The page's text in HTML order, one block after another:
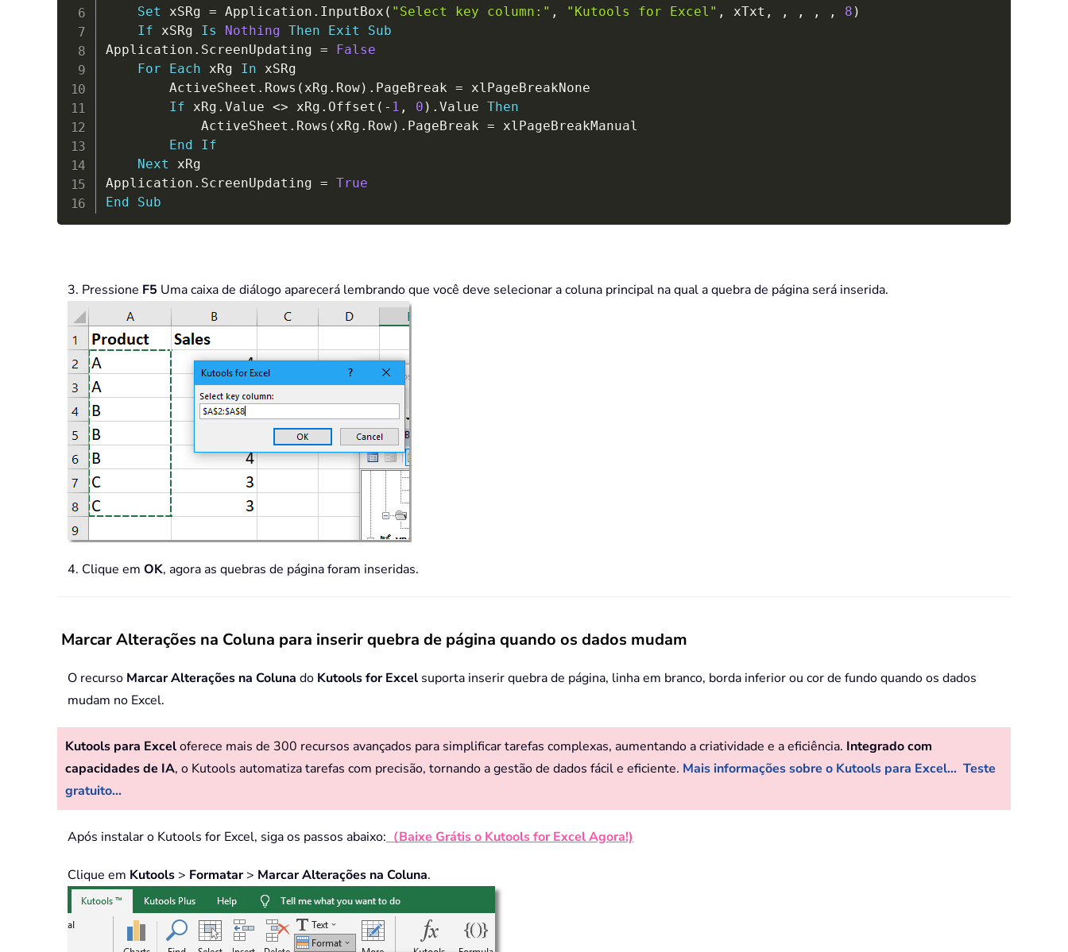
Set xSRg = Application . InputBox ( "Select key column:" , "Kutools for Excel" , xTxt , , , , , 8 )
If xSRg Is Nothing Then Exit
Sub
Application . ScreenUpdating =
False
For
Each xRg In xSRg
        ActiveSheet
. Rows ( xRg . Row) . PageBreak = xlPageBreakNone
If xRg . Value <> xRg . Offset ( - 1 , 0 ) . Value Then
            ActiveSheet
. Rows ( xRg . Row) . PageBreak = xlPageBreakManual
End
If
Next xRg
Application . ScreenUpdating = True
End
Sub
3. Pressione F5 Uma caixa de diálogo aparecerá lembrando que você deve selecionar a coluna principal na qual a quebra de página será inserida.
4. Clique em OK, agora as quebras de página foram inseridas.
Marcar Alterações na Coluna para inserir quebra de página quando os dados mudam
O recurso Marcar Alterações na Coluna do Kutools for Excel suporta inserir quebra de página, linha em branco, borda inferior ou cor de fundo quando os dados
mudam no Excel.
Kutools para Exceloferece mais de 300 recursos avançados para simplificar tarefas complexas, aumentando a criatividade e a eficiência. Integrado com
capacidades de IA, o Kutools automatiza tarefas com precisão, tornando a gestão de dados fácil e eficiente. Mais informações sobre o Kutools para Excel... Teste
gratuito...
Após instalar o Kutools for Excel, siga os passos abaixo: （Baixe Grátis o Kutools for Excel Agora!)
Clique em Kutools > Formatar> Marcar Alterações na Coluna.